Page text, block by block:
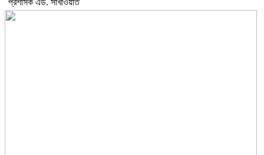
প্রশাসক এড. সাখাওয়াত